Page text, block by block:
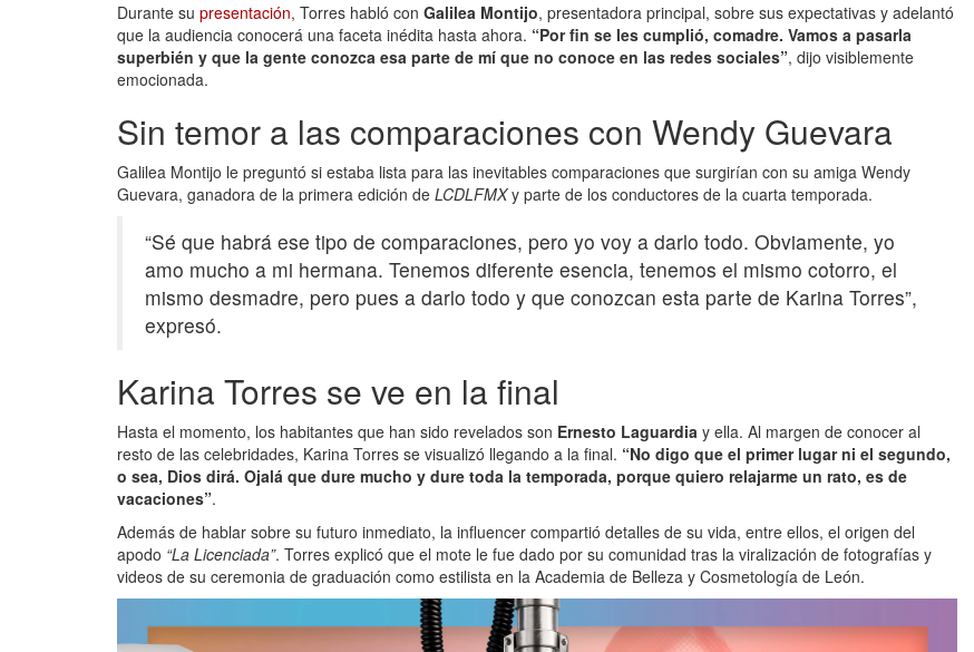
Durante su presentación, Torres habló con Galilea Montijo, presentadora principal, sobre sus expectativas y adelantó
que la audiencia conocerá una faceta inédita hasta ahora. “Por fin se les cumplió, comadre. Vamos a pasarla
superbién y que la gente conozca esa parte de mí que no conoce en las redes sociales”, dijo visiblemente
emocionada.
Sin temor a las comparaciones con Wendy Guevara
Galilea Montijo le preguntó si estaba lista para las inevitables comparaciones que surgirían con su amiga Wendy
Guevara, ganadora de la primera edición de LCDLFMXy parte de los conductores de la cuarta temporada.
“Sé que habrá ese tipo de comparaciones, pero yo voy a darlo todo. Obviamente, yo
amo mucho a mi hermana. Tenemos diferente esencia, tenemos el mismo cotorro, el
mismo desmadre, pero pues a darlo todo y que conozcan esta parte de Karina Torres”,
expresó.
Karina Torres se ve en la final
Hasta el momento, los habitantes que han sido revelados son Ernesto Laguardia y ella. Al margen de conocer al
resto de las celebridades, Karina Torres se visualizó llegando a la final. “No digo que el primer lugar ni el segundo,
o sea, Dios dirá. Ojalá que dure mucho y dure toda la temporada, porque quiero relajarme un rato, es de
vacaciones”.
Además de hablar sobre su futuro inmediato, la influencer compartió detalles de su vida, entre ellos, el origen del
apodo “La Licenciada”. Torres explicó que el mote le fue dado por su comunidad tras la viralización de fotografías y
videos de su ceremonia de graduación como estilista en la Academia de Belleza y Cosmetología de León.